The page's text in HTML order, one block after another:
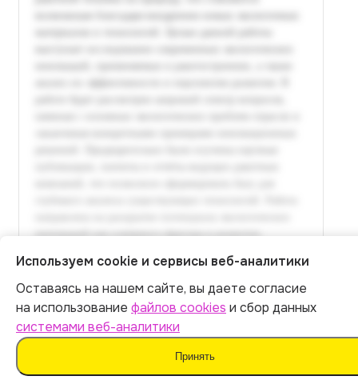
Итог:449р.
Оплатить
Используем cookie и сервисы веб-аналитики
Оставаясь на нашем сайте, вы даете согласие
на использование файлов cookies и сбор данных
системами веб-аналитики
Принять